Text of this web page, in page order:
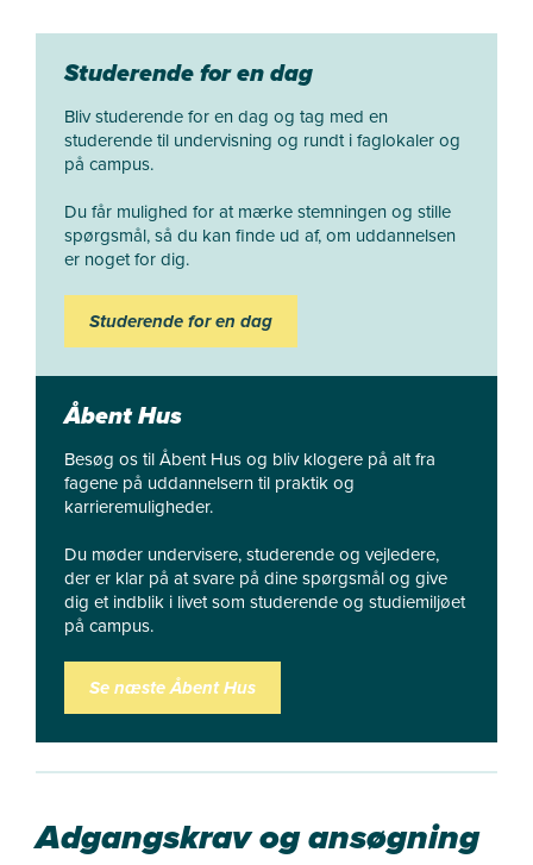
Studerende for en dag
Bliv studerende for en dag og tag med en
studerende til undervisning og rundt i faglokaler og
på campus.
Du får mulighed for at mærke stemningen og stille
spørgsmål, så du kan finde ud af, om uddannelsen
er noget for dig.
Studerende for en dag
Åbent Hus
Besøg os til Åbent Hus og bliv klogere på alt fra
fagene på uddannelsern til praktik og
karrieremuligheder.
Du møder undervisere, studerende og vejledere,
der er klar på at svare på dine spørgsmål og give
dig et indblik i livet som studerende og studiemiljøet
på campus.
Se næste Åbent Hus
Adgangskrav og ansøgning